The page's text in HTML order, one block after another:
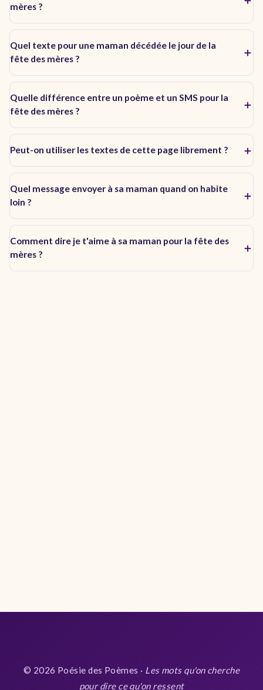
mères ?
Quel texte pour une maman décédée le jour de la
fête des mères ?
Quelle différence entre un poème et un SMS pour la
fête des mères ?
Peut-on utiliser les textes de cette page librement ?
Quel message envoyer à sa maman quand on habite
loin ?
Comment dire je t'aime à sa maman pour la fête des
mères ?
© 2026 Poésie des Poèmes · Les mots qu'on cherche
pour dire ce qu'on ressent